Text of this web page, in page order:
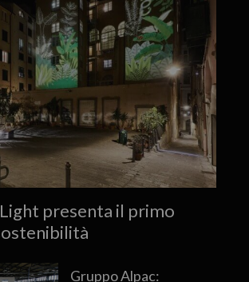
presenta il primo
Gruppo Alpac: